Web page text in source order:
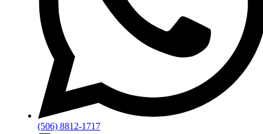
(506) 8812-1717